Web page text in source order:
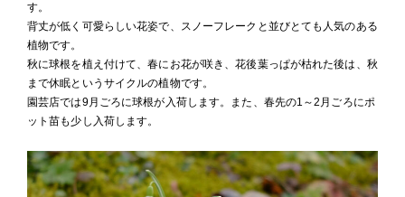
す。
背丈が低く可愛らしい花姿で、スノーフレークと並びとても人気のある
植物です。
秋に球根を植え付けて、春にお花が咲き、花後葉っぱが枯れた後は、秋
まで休眠というサイクルの植物です。
園芸店では9月ごろに球根が入荷します。また、春先の1～2月ごろにポ
ット苗も少し入荷します。